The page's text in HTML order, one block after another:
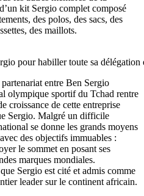
kit Sergio complet composé
des polos, des sacs, des
des maillots.
pour habiller toute sa délégation
entre Ben Sergio
olympique sportif du Tchad rentre
croissance de cette entreprise
Sergio. Malgré un difficile
se donne les grands moyens
des objectifs immuables :
le sommet en posant ses
marques mondiales.
Sergio est cité et admis comme
leader sur le continent africain.